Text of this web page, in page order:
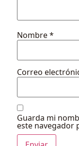
Nombre*
Correo
Guarda mi
este navegador